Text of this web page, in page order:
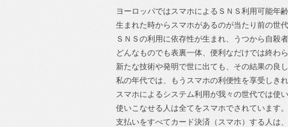
ヨーロッパではスマホによるＳＮＳ利用可能年
生まれた時からスマホがあるのが当たり前の世代
ＳＮＳの利用に依存性が生まれ、うつから自殺
どんなものでも表裏一体、便利なだけでは終わら
新たな技術や発明で世に出ても、その結果の良
私の年代では、もうスマホの利便性を享受しきれ
スマホによるシステム利用が我々の世代では使
使いこなせる人は全てをスマホでされています。
支払いをすべてカード決済（スマホ）する人は